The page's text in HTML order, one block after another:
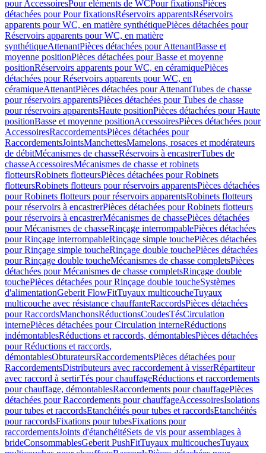
pour AccessoiresPour eléments de WCPour fixationsPièces
détachées pour Pour fixationsRéservoirs apparentsRéservoirs
apparents pour WC, en matière synthétiquePièces détachées pour
Réservoirs apparents pour WC, en matière
synthétiqueAttenantPièces détachées pour AttenantBasse et
moyenne positionPièces détachées pour Basse et moyenne
positionRéservoirs apparents pour WC, en céramiquePièces
détachées pour Réservoirs apparents pour WC, en
céramiqueAttenantPièces détachées pour AttenantTubes de chasse
pour réservoirs apparentsPièces détachées pour Tubes de chasse
pour réservoirs apparentsHaute positionPièces détachées pour Haute
positionBasse et moyenne positionAccessoiresPièces détachées pour
AccessoiresRaccordementsPièces détachées pour
RaccordementsJointsManchettesMamelons, rosaces et modérateurs
de débitMécanismes de chasseRéservoirs à encastrerTubes de
chasseAccessoiresMécanismes de chasse et robinets
flotteursRobinets flotteursPièces détachées pour Robinets
flotteursRobinets flotteurs pour réservoirs apparentsPièces détachées
pour Robinets flotteurs pour réservoirs apparentsRobinets flotteurs
pour réservoirs à encastrerPièces détachées pour Robinets flotteurs
pour réservoirs à encastrerMécanismes de chassePièces détachées
pour Mécanismes de chasseRinçage interrompablePièces détachées
pour Rinçage interrompableRinçage simple touchePièces détachées
pour Rinçage simple toucheRinçage double touchePièces détachées
pour Rinçage double toucheMécanismes de chasse completsPièces
détachées pour Mécanismes de chasse completsRinçage double
touchePièces détachées pour Rinçage double toucheSystèmes
d'alimentationGeberit FlowFitTuyaux multicoucheTuyaux
multicouche avec résistance chauffanteRaccordsPièces détachées
pour RaccordsManchonsRéductionsCoudesTésCirculation
internePièces détachées pour Circulation interneRéductions
indémontablesRéductions et raccords, démontablesPièces détachées
pour Réductions et raccords,
démontablesObturateursRaccordementsPièces détachées pour
RaccordementsDistributeurs avec raccordement à visserRépartiteur
avec raccord à sertirTés pour chauffageRéductions et raccordements
pour chauffage, démontablesRaccordements pour chauffagePièces
détachées pour Raccordements pour chauffageAccessoiresIsolations
pour tubes et raccordsEtanchéités pour tubes et raccordsEtanchéités
pour raccordsFixations pour tubesFixations pour
raccordementsJoints d'étanchéitéSets de vis pour assemblages à
brideConsommablesGeberit PushFitTuyaux multicouchesTuyaux